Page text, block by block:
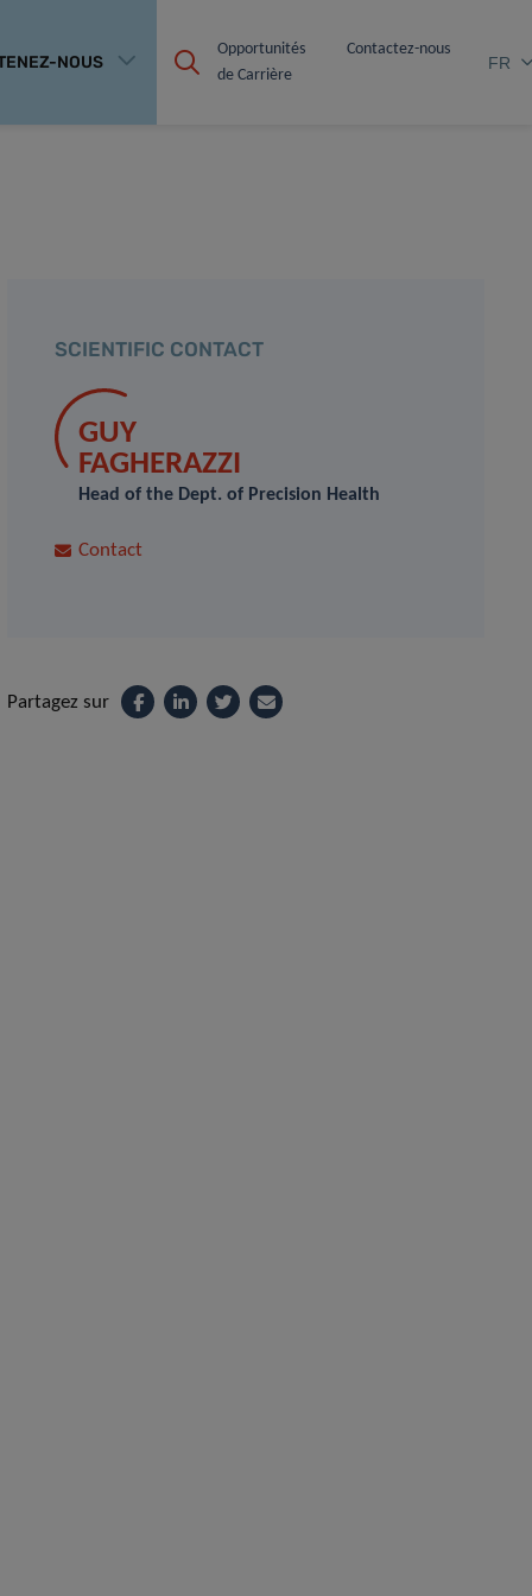
NOUS
Opportunités
de Carrière
Contactez-nous
FR
SCIENTIFIC CONTACT
GUY
FAGHERAZZI
Head of the Dept. of Precision Health
Contact
Partagez sur